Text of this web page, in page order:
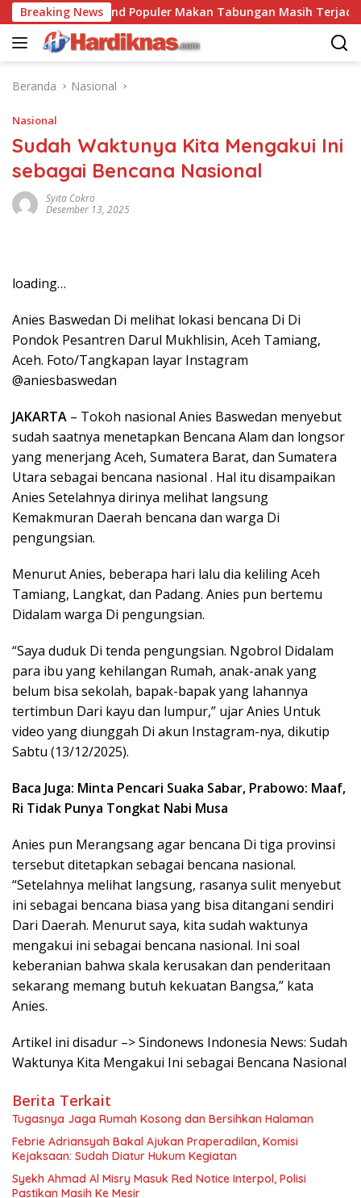
Langsung
ke
konten
Breaking News
Trend Populer Makan Tabungan Masih Terjadi?
Beranda Nasional
Nasional
Sudah Waktunya Kita Mengakui Ini
sebagai Bencana Nasional
Syita Cokro
Desember 13, 2025
loading…
Anies Baswedan Di melihat lokasi bencana Di Di
Pondok Pesantren Darul Mukhlisin, Aceh Tamiang,
Aceh. Foto/Tangkapan layar Instagram
@aniesbaswedan
JAKARTA – Tokoh nasional Anies Baswedan menyebut
sudah saatnya menetapkan Bencana Alam dan longsor
yang menerjang Aceh, Sumatera Barat, dan Sumatera
Utara sebagai bencana nasional . Hal itu disampaikan
Anies Setelahnya dirinya melihat langsung
Kemakmuran Daerah bencana dan warga Di
pengungsian.
Menurut Anies, beberapa hari lalu dia keliling Aceh
Tamiang, Langkat, dan Padang. Anies pun bertemu
Didalam warga Di pengungsian.
“Saya duduk Di tenda pengungsian. Ngobrol Didalam
para ibu yang kehilangan Rumah, anak-anak yang
belum bisa sekolah, bapak-bapak yang lahannya
tertimbun Dari kayu dan lumpur,” ujar Anies Untuk
video yang diunggah Di akun Instagram-nya, dikutip
Sabtu (13/12/2025).
Baca Juga: Minta Pencari Suaka Sabar, Prabowo: Maaf,
Ri Tidak Punya Tongkat Nabi Musa
Anies pun Merangsang agar bencana Di tiga provinsi
tersebut ditetapkan sebagai bencana nasional.
“Setelahnya melihat langsung, rasanya sulit menyebut
ini sebagai bencana biasa yang bisa ditangani sendiri
Dari Daerah. Menurut saya, kita sudah waktunya
mengakui ini sebagai bencana nasional. Ini soal
keberanian bahwa skala kerusakan dan penderitaan
sekarang memang butuh kekuatan Bangsa,” kata
Anies.
Artikel ini disadur –> Sindonews Indonesia News: Sudah
Waktunya Kita Mengakui Ini sebagai Bencana Nasional
Berita Terkait
Tugasnya Jaga Rumah Kosong dan Bersihkan Halaman
Febrie Adriansyah Bakal Ajukan Praperadilan, Komisi
Kejaksaan: Sudah Diatur Hukum Kegiatan
Syekh Ahmad Al Misry Masuk Red Notice Interpol, Polisi
Pastikan Masih Ke Mesir